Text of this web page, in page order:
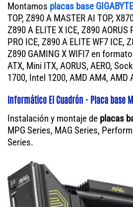
Montamos placas base
TOP, Z890 A MASTER AI TOP,
Z890 A ELITE X ICE, Z890 AORUS
PRO ICE, Z890 A ELITE WF7 ICE,
Z890 GAMING X WIFI7 en
ATX, Mini ITX, AORUS, AERO,
1700, Intel 1200, AMD AM4, AMD
Informático El Cuadrón - Placa base
Instalación y montaje de placas
MPG Series, MAG Series,
Series.